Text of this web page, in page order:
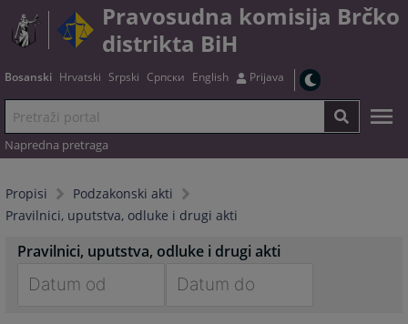
Pravosudna komisija Brčko
distrikta BiH
Bosanski Hrvatski Srpski Српски English Prijava
Napredna pretraga
Propisi
Podzakonski akti
Pravilnici, uputstva, odluke i drugi akti
Pravilnici, uputstva, odluke i drugi akti